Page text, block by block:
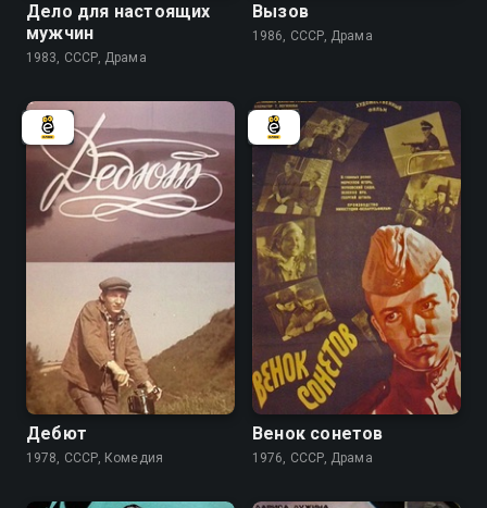
Дело для настоящих
мужчин
1983, СССР, Драма
Вызов
1986, СССР, Драма
6.9
Дебют
1978, СССР, Комедия
6.8
Венок сонетов
1976, СССР, Драма